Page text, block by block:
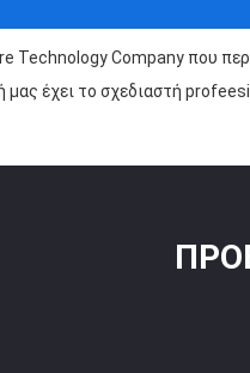
Technology Company που
μας έχει το σχεδιαστή